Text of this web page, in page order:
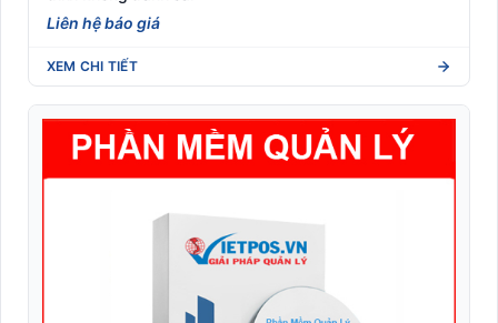
Liên hệ báo giá
XEM CHI TIẾT